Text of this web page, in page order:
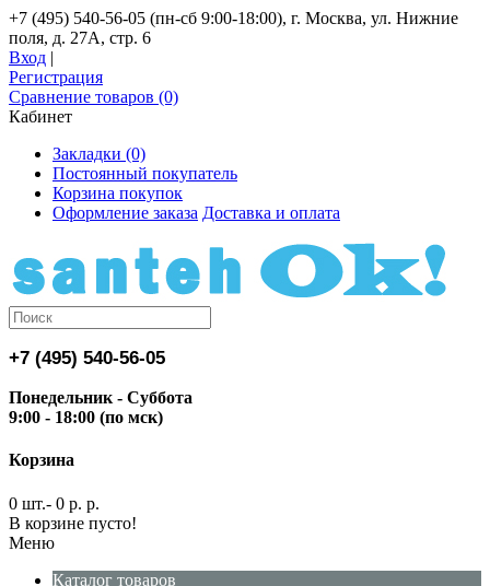
+7 (495) 540-56-05 (пн-сб 9:00-18:00), г. Москва, ул. Нижние
поля, д. 27А, стр. 6
Вход |
Регистрация
Сравнение товаров (0)
Кабинет
Закладки (0)
Постоянный покупатель
Корзина покупок
Оформление заказа Доставка и оплата
+7 (495) 540-56-05
Понедельник - Суббота
9:00 - 18:00 (по мск)
Корзина
0 шт.- 0 р. р.
В корзине пусто!
Меню
Каталог товаров